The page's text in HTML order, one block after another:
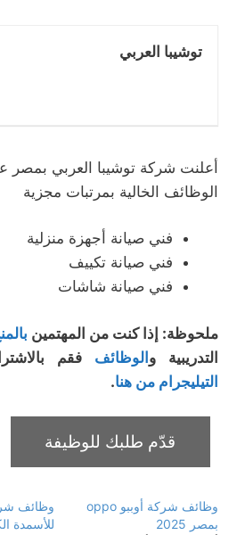
توشيبا العربي
أعلنت شركة توشيبا العربي بمصر
الوظائف الخالية بمرتبات مجزية
فني صيانة أجهزة منزلية
فني صيانة تكييف
فني صيانة شاشات
ملحوظة: إذا كنت من المهتمين
التدريبية والوظائف فقم
التيليجرام من هنا.
وظائف شركة أوببو oppo
بمصر 2025
وظائف
للأسمدة